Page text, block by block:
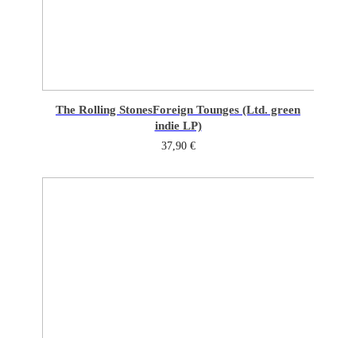
The Rolling StonesForeign Tounges (Ltd. green
indie LP)
37,90 €